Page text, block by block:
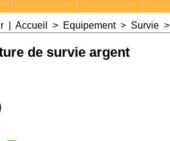
Accueil > Equipement> Survie >
de survie argent